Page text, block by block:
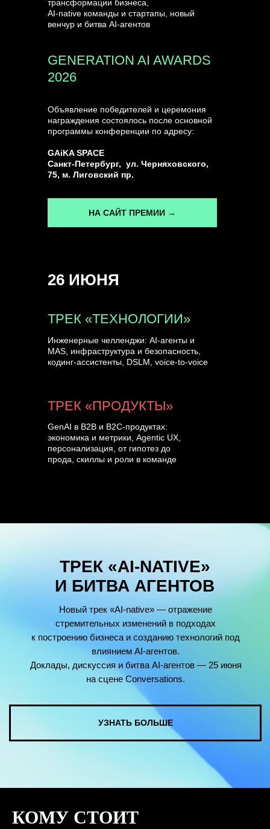
Объявление победителей и церемония
награждения состоялось после основной
программы конференции по адресу:
GAiKA SPACE
Санкт-Петербург, ул. Черняховского,
75, м. Лиговский пр.
GENERATION AI AWARDS
2026
трансформации бизнеса,
AI-native команды и стартапы, новый
венчур и битва AI-агентов
26 ИЮНЯ
ТРЕК «ПРОДУКТЫ»
GenAI в B2B и B2C-продуктах:
экономика и метрики, Agentic UX,
персонализация, от гипотез до
прода, скиллы и роли в команде
Инженерные челленджи: AI-агенты и
MAS, инфраструктура и безопасность,
кодинг-ассистенты, DSLM, voice-to-voice
ТРЕК «ТЕХНОЛОГИИ»
НА САЙТ ПРЕМИИ →
КОМУ СТОИТ
ГЕНЕРАЛЬНЫЙ ИНФОПАРТНЕР
CONVERSATIONS